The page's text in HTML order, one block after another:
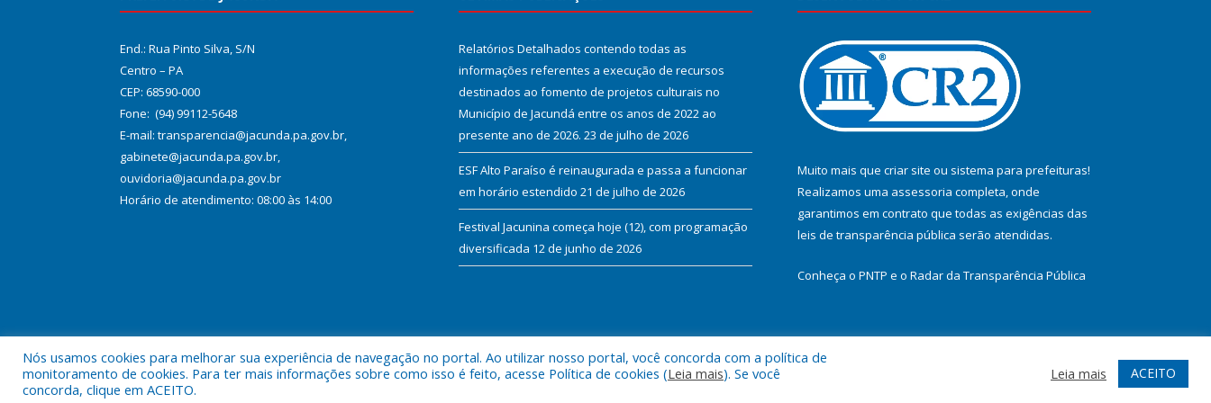
End.: Rua Pinto Silva, S/N
Centro – PA
CEP: 68590-000
Fone: (94) 99112-5648
E-mail: transparencia@jacunda.pa.gov.br,
gabinete@jacunda.pa.gov.br,
ouvidoria@jacunda.pa.gov.br
Horário de atendimento: 08:00 às 14:00
Relatórios Detalhados contendo todas as
informações referentes a execução de recursos
destinados ao fomento de projetos culturais no
Município de Jacundá entre os anos de 2022 ao
presente ano de 2026. 23 de julho de 2026
ESF Alto Paraíso é reinaugurada e passa a funcionar
em horário estendido 21 de julho de 2026
Festival Jacunina começa hoje (12), com programação
diversificada 12 de junho de 2026
Muito mais que criar site ou sistema para prefeituras!
Realizamos uma assessoria completa, onde
garantimos em contrato que todas as exigências das
leis de transparência pública serão atendidas.
Conheça o PNTP e o Radar da Transparência Pública
Todos os direitos reservados a Prefeitura Municipal de Jacundá. Mapa do Site Acessar Webmail
Nós usamos cookies para melhorar sua experiência de navegação no portal. Ao utilizar nosso portal, você concorda com a política de
monitoramento de cookies. Para ter mais informações sobre como isso é feito, acesse Política de cookies (Leia mais). Se você
concorda, clique em ACEITO.
Leia mais ACEITO